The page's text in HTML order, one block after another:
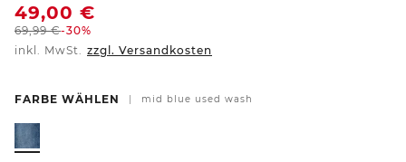
49,00 €
69,99€-30%
inkl. MwSt. zzgl. Versandkosten
FARBE WÄHLEN mid blue used wash